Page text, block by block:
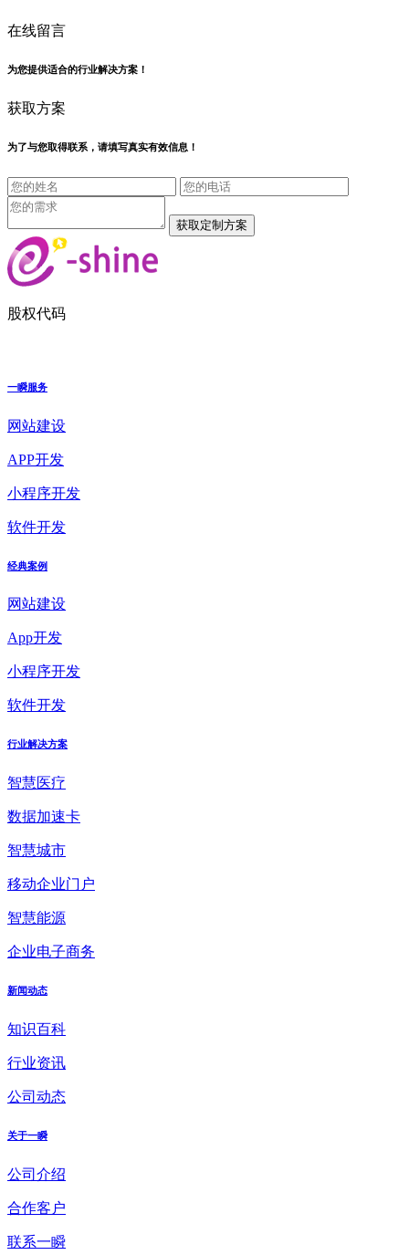
在线留言
为您提供适合的行业解决方案！
获取方案
为了与您取得联系，请填写真实有效信息！
股权代码
一瞬服务
网站建设
APP开发
小程序开发
软件开发
经典案例
网站建设
App开发
小程序开发
软件开发
行业解决方案
智慧医疗
数据加速卡
智慧城市
移动企业门户
智慧能源
企业电子商务
新闻动态
知识百科
行业资讯
公司动态
关于一瞬
公司介绍
合作客户
联系一瞬